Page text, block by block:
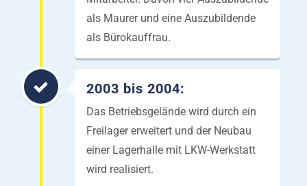
als Maurer und eine Auszubildende
als Bürokauffrau.
2003 bis 2004:
Das Betriebsgelände wird durch ein
Freilager erweitert und der Neubau
einer Lagerhalle mit LKW-Werkstatt
wird realisiert.